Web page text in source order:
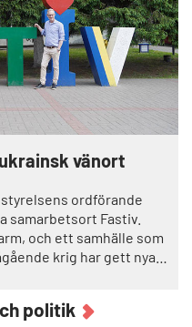
vänort
ordförande
samarbetsort Fastiv.
och ett samhälle som
krig har gett nya
politik